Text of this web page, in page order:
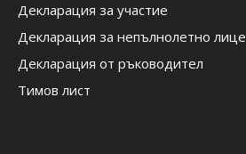
Декларация за участие
Декларация за непълнолетно лице
Декларация от ръководител
Тимов лист